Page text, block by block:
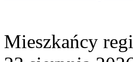
Mieszkańcy